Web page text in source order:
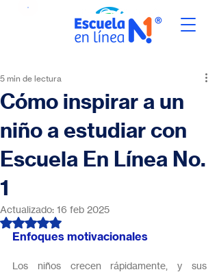
Cómo inspirar a un
niño a estudiar con
Escuela En Línea No.
1
5 min de lectura
Actualizado: 16 feb 2025
Obtuvo NaN de 5 estrellas.
Enfoques motivacionales
Los niños crecen rápidamente, y sus